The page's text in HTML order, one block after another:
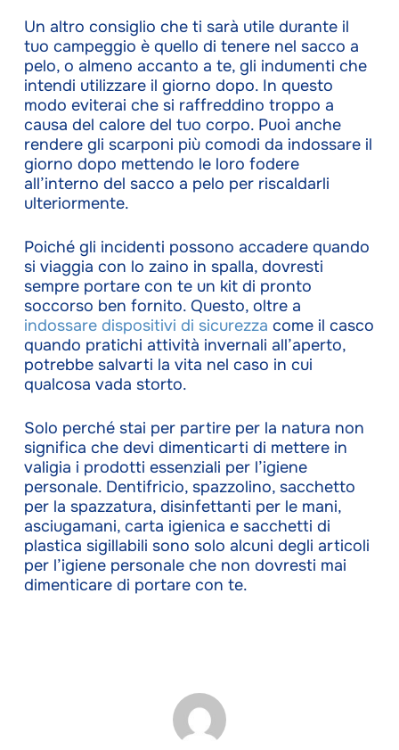
Un altro consiglio che ti sarà utile durante il
tuo campeggio è quello di tenere nel sacco a
pelo, o almeno accanto a te, gli indumenti che
intendi utilizzare il giorno dopo. In questo
modo eviterai che si raffreddino troppo a
causa del calore del tuo corpo. Puoi anche
rendere gli scarponi più comodi da indossare il
giorno dopo mettendo le loro fodere
all’interno del sacco a pelo per riscaldarli
ulteriormente.
Poiché gli incidenti possono accadere quando
si viaggia con lo zaino in spalla, dovresti
sempre portare con te un kit di pronto
soccorso ben fornito. Questo, oltre a
indossare dispositivi di sicurezza come il casco
quando pratichi attività invernali all’aperto,
potrebbe salvarti la vita nel caso in cui
qualcosa vada storto.
Solo perché stai per partire per la natura non
significa che devi dimenticarti di mettere in
valigia i prodotti essenziali per l’igiene
personale. Dentifricio, spazzolino, sacchetto
per la spazzatura, disinfettanti per le mani,
asciugamani, carta igienica e sacchetti di
plastica sigillabili sono solo alcuni degli articoli
per l’igiene personale che non dovresti mai
dimenticare di portare con te.